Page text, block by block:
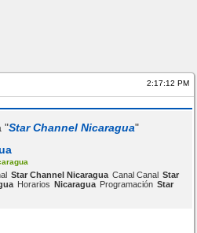
2:17:12 PM
"Star Channel Nicaragua"
Star Channel Nicaragua Canal Canal Star
Horarios Nicaragua Programación Star